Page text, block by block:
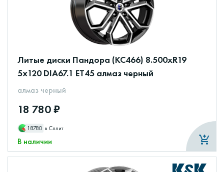
Литые диски Пандора (КС466) 8.500xR19
5x120 DIA67.1 ET45 алмаз черный
алмаз черный
18 780 ₽
18780 в Сплит
В наличии